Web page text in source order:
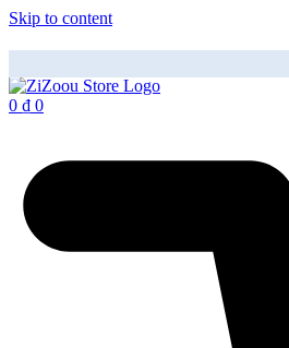
Skip to content
0 ₫ 0